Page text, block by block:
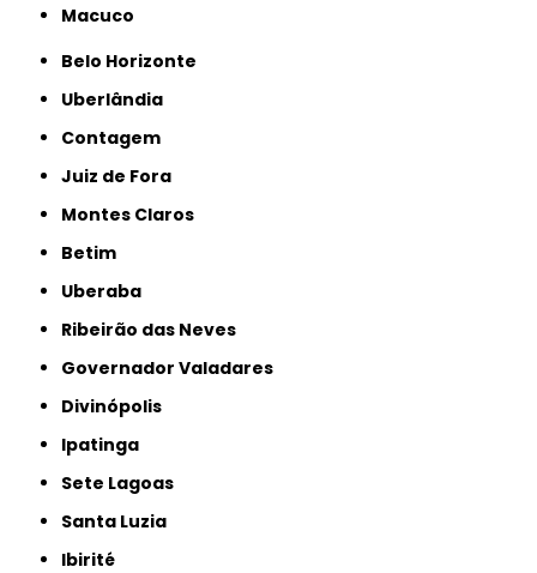
Macuco
Belo Horizonte
Uberlândia
Contagem
Juiz de Fora
Montes Claros
Betim
Uberaba
Ribeirão das Neves
Governador Valadares
Divinópolis
Ipatinga
Sete Lagoas
Santa Luzia
Ibirité